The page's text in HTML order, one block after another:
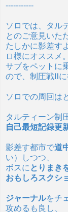
-----------
ソロでは、タル
とのご意見いた
たしかに影差す
ロ様にオススメ。
サブをペットに
ので、制圧戦Ⅱ
ソロでの周回は
タルティーン制
自己最短記録更
影差す都市で道
い）しつつ、
ボスに とりまき
おもしろスクシ
ジャーナルをチ
攻めるも良し、